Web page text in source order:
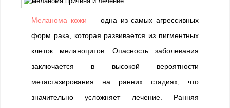
Меланома кожи — одна из самых агрессивных
форм рака, которая развивается из пигментных
клеток меланоцитов. Опасность заболевания
заключается в высокой вероятности
метастазирования на ранних стадиях, что
значительно усложняет лечение. Ранняя